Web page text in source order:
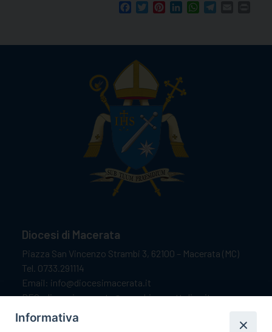
FacebookTwitterPinterestLinkedInWhatsApp
Diocesi di Macerata
Piazza San Vincenzo Strambi 3, 62100 – Macerata (MC)
Tel. 0733.291114
Email: info@diocesimacerata.it
PEC: diocesimacerata@pec.chiesacattolica.it
Comunicazioni urgenti WhatsApp:
Informativa